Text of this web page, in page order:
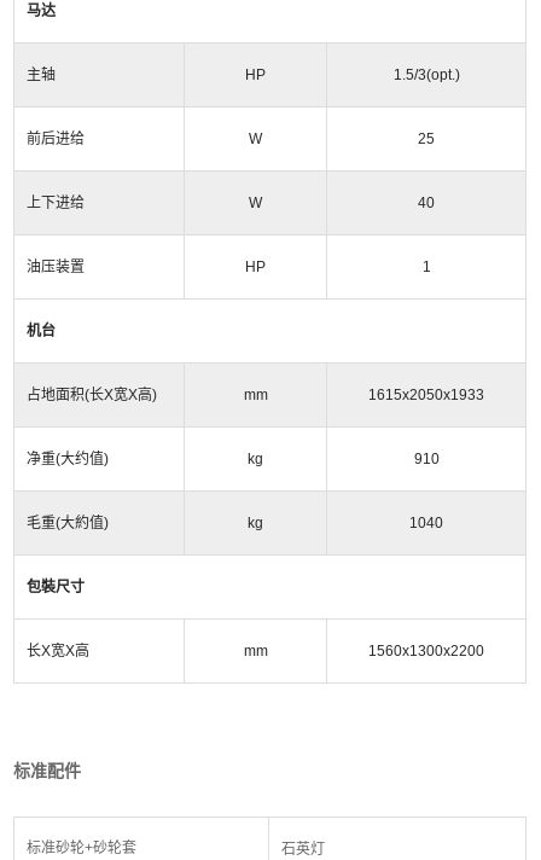
马达
主轴 HP 1.5/3(opt.)
前后进给 W 25
上下进给 W 40
油压装置 HP 1
机台
占地面积(长X宽X高) mm 1615x2050x1933
净重(大约值) kg 910
毛重(大約值) kg 1040
包裝尺寸
长X宽X高 mm 1560x1300x2200
标准配件
标准砂轮+砂轮套 石英灯